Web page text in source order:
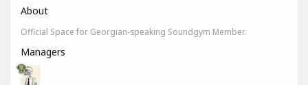
About
Official Space for Georgian-speaking Soundgym Member.
Managers